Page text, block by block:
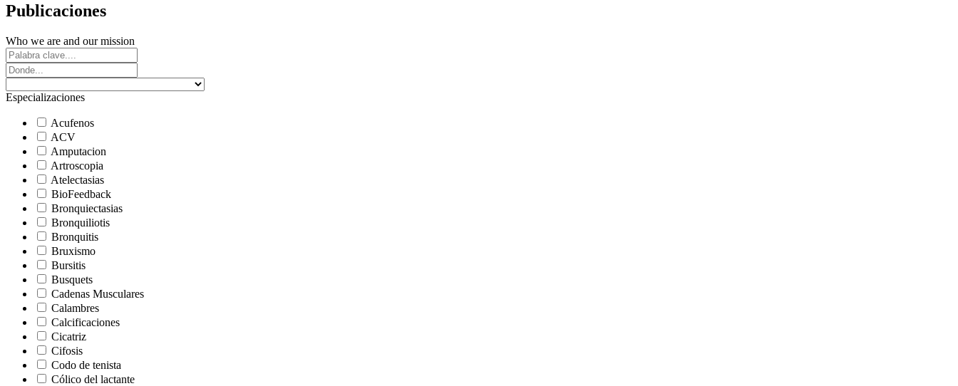
Publicaciones
Who we are and our mission
Especializaciones
Acufenos
ACV
Amputacion
Artroscopia
Atelectasias
BioFeedback
Bronquiectasias
Bronquiliotis
Bronquitis
Bruxismo
Bursitis
Busquets
Cadenas Musculares
Calambres
Calcificaciones
Cicatriz
Cifosis
Codo de tenista
Cólico del lactante